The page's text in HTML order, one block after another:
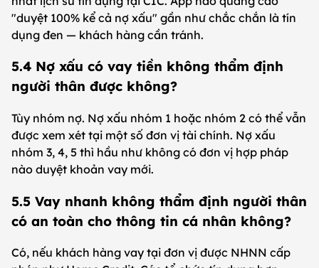
"duyệt 100% kể cả nợ xấu" gần như chắc chắn là tín
dụng đen — khách hàng cần tránh.
5.4 Nợ xấu có vay tiền không thẩm định
người thân được không?
Tùy nhóm nợ. Nợ xấu nhóm 1 hoặc nhóm 2 có thể vẫn
được xem xét tại một số đơn vị tài chính. Nợ xấu
nhóm 3, 4, 5 thì hầu như không có đơn vị hợp pháp
nào duyệt khoản vay mới.
5.5 Vay nhanh không thẩm định người thân
có an toàn cho thông tin cá nhân không?
Có, nếu khách hàng vay tại đơn vị được NHNN cấp